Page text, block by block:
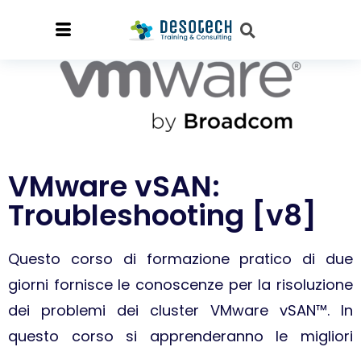
VMware vSAN:
Troubleshooting [v8]
Questo corso di formazione pratico di due
giorni fornisce le conoscenze per la risoluzione
dei problemi dei cluster VMware vSAN™. In
questo corso si apprenderanno le migliori